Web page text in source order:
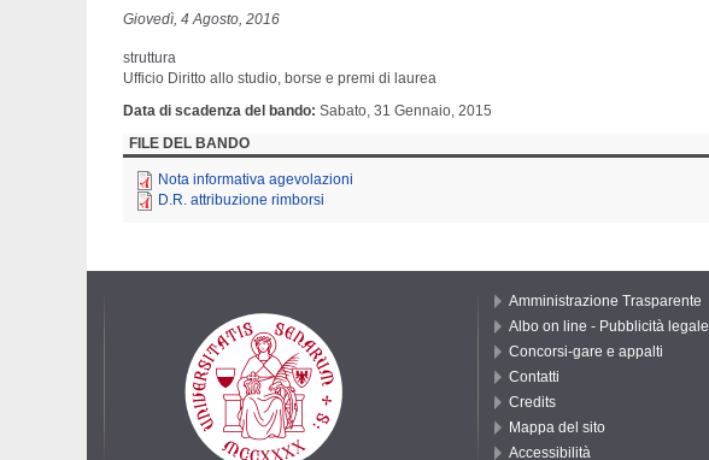
Giovedì, 4 Agosto, 2016
struttura
Ufficio Diritto allo studio, borse e premi di laurea
Data di scadenza del bando Sabato, 31 Gennaio, 2015
FILE DEL BANDO
Nota informativa agevolazioni
D.R. attribuzione rimborsi
Amministrazione Trasparente
Albo on line - Pubblicità legale
Concorsi-gare e appalti
Contatti
Credits
Mappa del sito
Accessibilità